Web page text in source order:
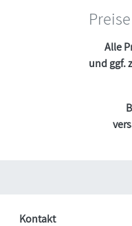
Alle
und ggf.
Kontakt